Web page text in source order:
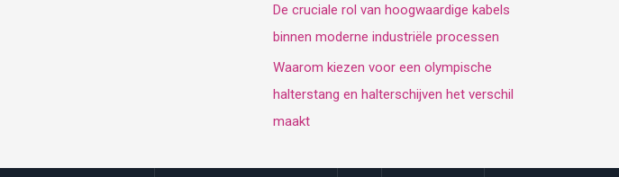
De cruciale rol van hoogwaardige kabels
binnen moderne industriële processen
Waarom kiezen voor een olympische
halterstang en halterschijven het verschil
maakt